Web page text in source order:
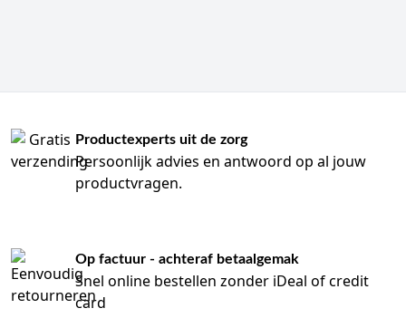
Productexperts uit de zorg
Persoonlijk advies en antwoord op al jouw
productvragen.
Op factuur - achteraf betaalgemak
Snel online bestellen zonder iDeal of credit
card